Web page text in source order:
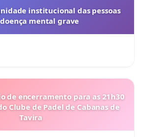
institucional das pessoas
mental grave
de encerramento para as 21h30
Clube de Padel de Cabanas de
Tavira